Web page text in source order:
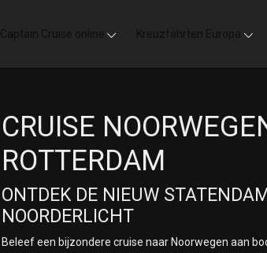
Captain Cruise online Kreuzfahrten Europa
CRUISE
ROTTERDAM
ONTDEK DE NIEUW
NOORDERLICHT
Beleef een bijzondere cruise naar Noorwegen aan